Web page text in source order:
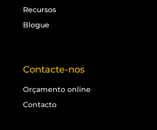
Recursos
Blogue
Contacte-nos
Orçamento online
Contacto